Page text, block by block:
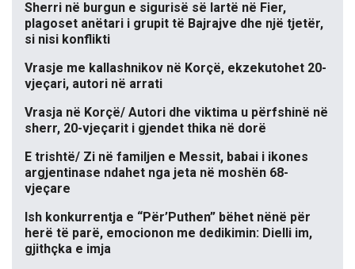
Sherri në burgun e sigurisë së lartë në Fier,
plagoset anëtari i grupit të Bajrajve dhe një tjetër,
si nisi konflikti
Vrasje me kallashnikov në Korçë, ekzekutohet 20-
vjeçari, autori në arrati
Vrasja në Korçë/ Autori dhe viktima u përfshinë në
sherr, 20-vjeçarit i gjendet thika në dorë
E trishtë/ Zi në familjen e Messit, babai i ikones
argjentinase ndahet nga jeta në moshën 68-
vjeçare
Ish konkurrentja e “Për’Puthen” bëhet nënë për
herë të parë, emocionon me dedikimin: Dielli im,
gjithçka e imja